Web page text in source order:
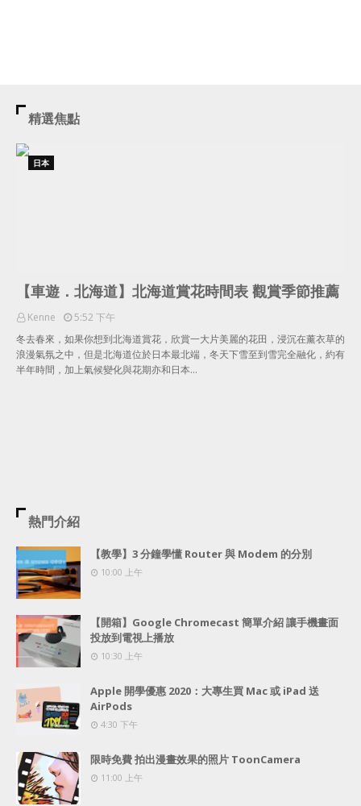
精選焦點
日本
【車遊．北海道】北海道賞花時間表 觀賞季節推薦
Kenne
5:52 下午
冬去春來，如果你想到北海道賞花，欣賞一大片美麗的花田，浸沉在薰衣草的
浪漫氣氛之中，但是北海道位於日本最北端，冬天下雪至到雪完全融化，約有
半年時間，加上氣候變化與花期亦和日本…
熱門介紹
【教學】3 分鐘學懂 Router 與 Modem 的分別
10:00 上午
【開箱】Google Chromecast 簡單介紹 讓手機畫面
投放到電視上播放
10:30 上午
Apple 開學優惠 2020：大專生買 Mac 或 iPad 送
AirPods
4:30 下午
限時免費 拍出漫畫效果的照片 ToonCamera
11:00 上午